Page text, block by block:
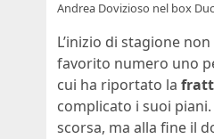
Andrea Dovizioso nel box
L’inizio di stagione
favorito numero uno
cui ha riportato la
complicato i suoi
scorsa, ma alla fine il